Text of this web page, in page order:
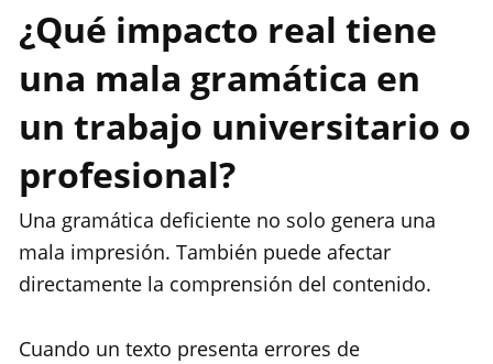
¿Qué impacto real tiene
una mala gramática en
un trabajo universitario o
profesional?
Una gramática deficiente no solo genera una
mala impresión. También puede afectar
directamente la comprensión del contenido.
Cuando un texto presenta errores de